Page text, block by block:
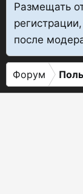
Размещать
после
Форум